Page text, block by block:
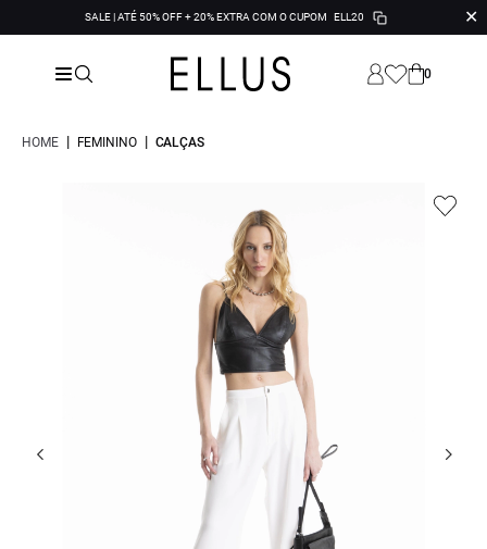
SALE | ATÉ 50% OFF + 20% EXTRA COM O CUPOM ELL20 ✕
0
HOME | FEMININO | CALÇAS